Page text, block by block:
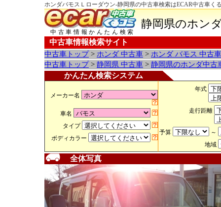
ホンダバモスＬローダウン-静岡県の中古車検索はECAR中古車く
中古車情報かんたん検索
静岡県のホン
中古車情報検索サイト
中古車トップ> ホンダ 中古車 > ホンダ バモス 中古
中古車トップ> 静岡県 中古車 > 静岡県のホンダ中古
かんたん検索システム
メーカー名
車名
タイプ
ボディカラー
年式
走行距離
予算
～
地域
全体写真